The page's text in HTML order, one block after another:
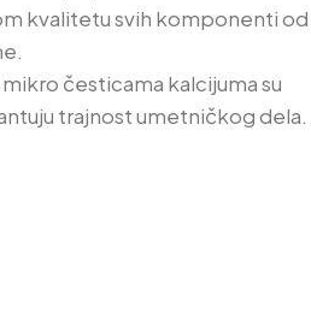
kvalitetu svih komponenti od
česticama kalcijuma su
trajnost umetničkog dela.